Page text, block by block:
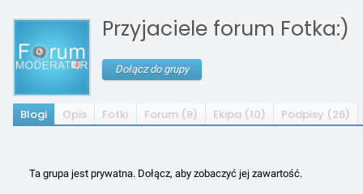
Przyjaciele forum Fotka:)
Dołącz do grupy
Blogi Opis Fotki Forum (8) Ekipa (10) Podpisy (26)
Ta grupa jest prywatna. Dołącz, aby zobaczyć jej zawartość.